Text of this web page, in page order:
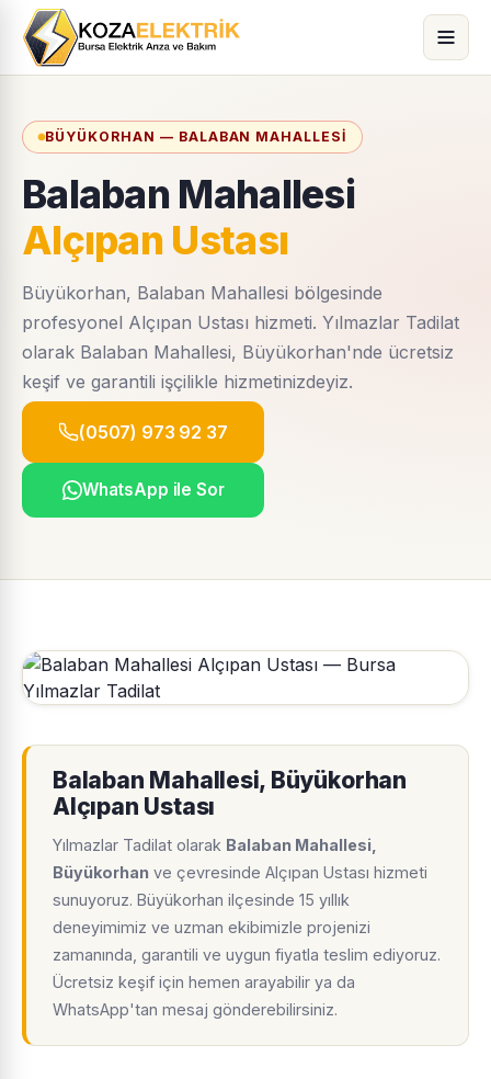
BÜYÜKORHAN — BALABAN MAHALLESI
Balaban Mahallesi
Alçıpan Ustası
Büyükorhan, Balaban Mahallesi bölgesinde
profesyonel Alçıpan Ustası hizmeti. Yılmazlar Tadilat
olarak Balaban Mahallesi, Büyükorhan'nde ücretsiz
keşif ve garantili işçilikle hizmetinizdeyiz.
(0507) 973 92 37
WhatsApp ile Sor
Balaban Mahallesi, Büyükorhan
Alçıpan Ustası
Yılmazlar Tadilat olarak Balaban Mahallesi,
Büyükorhan ve çevresinde Alçıpan Ustası hizmeti
sunuyoruz. Büyükorhan ilçesinde 15 yıllık
deneyimimiz ve uzman ekibimizle projenizi
zamanında, garantili ve uygun fiyatla teslim ediyoruz.
Ücretsiz keşif için hemen arayabilir ya da
WhatsApp'tan mesaj gönderebilirsiniz.